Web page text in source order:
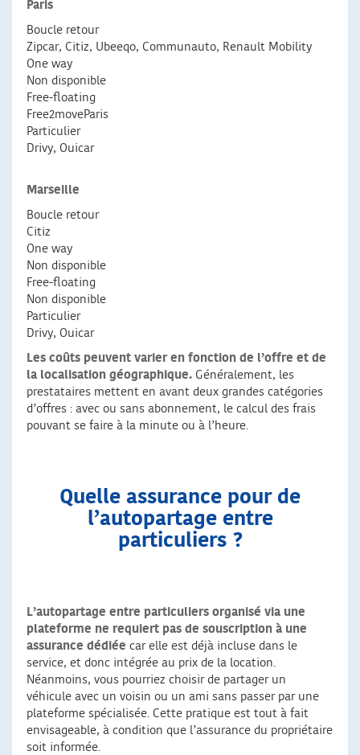
Paris
Boucle retour
Zipcar, Citiz, Ubeeqo, Communauto, Renault Mobility
One way
Non disponible
Free-floating
Free2moveParis
Particulier
Drivy, Ouicar
Marseille
Boucle retour
Citiz
One way
Non disponible
Free-floating
Non disponible
Particulier
Drivy, Ouicar
Les coûts peuvent varier en fonction de l’offre et de
la localisation géographique. Généralement, les
prestataires mettent en avant deux grandes catégories
d’offres : avec ou sans abonnement, le calcul des frais
pouvant se faire à la minute ou à l’heure.
Quelle assurance pour de
l’autopartage entre
particuliers ?
L’autopartage entre particuliers organisé via une
plateforme ne requiert pas de souscription à une
assurance dédiée car elle est déjà incluse dans le
service, et donc intégrée au prix de la location.
Néanmoins, vous pourriez choisir de partager un
véhicule avec un voisin ou un ami sans passer par une
plateforme spécialisée. Cette pratique est tout à fait
envisageable, à condition que l’assurance du propriétaire
soit informée.